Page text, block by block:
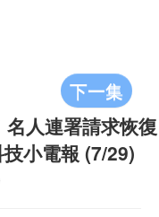
下一集
人連署請求恢復
小電報 (7/29)